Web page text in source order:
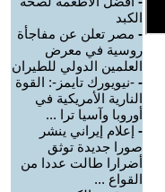
الكبد
- مصر تعلن عن مفاجأة
روسية في معرض
العلمين الدولي للطيران
- -نيويورك تايمز-: القوة
النارية الأمريكية في
أوروبا وآسيا ترا ...
- إعلام إيراني ينشر
صورا جديدة توثق
أضرارا طالت عددا من
القواع ...